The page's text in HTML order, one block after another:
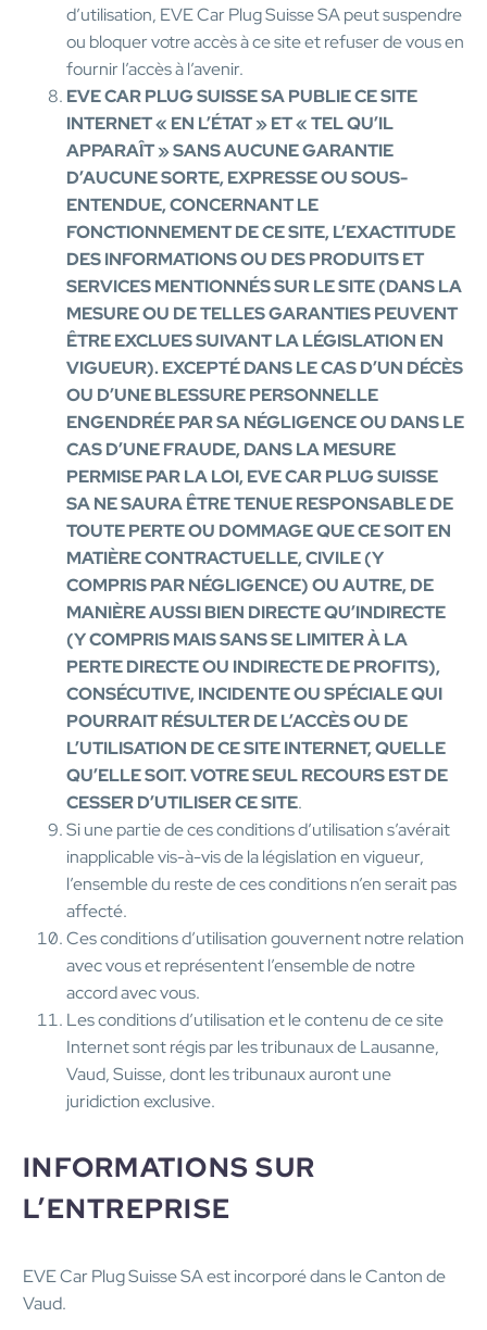
d’utilisation, EVE Car Plug Suisse SA peut suspendre
ou bloquer votre accès à ce site et refuser de vous en
fournir l’accès à l’avenir.
EVE CAR PLUG SUISSESA PUBLIE CE SITE
INTERNET « EN L’ÉTAT » ET « TEL QU’IL
APPARAÎT » SANS AUCUNE GARANTIE
D’AUCUNE SORTE, EXPRESSE OU SOUS-
ENTENDUE, CONCERNANT LE
FONCTIONNEMENT DE CE SITE, L’EXACTITUDE
DES INFORMATIONS OU DES PRODUITS ET
SERVICES MENTIONNÉS SUR LE SITE (DANS LA
MESURE OU DE TELLES GARANTIES PEUVENT
ÊTRE EXCLUES SUIVANT LA LÉGISLATION EN
VIGUEUR). EXCEPTÉ DANS LE CAS D’UN DÉCÈS
OU D’UNE BLESSURE PERSONNELLE
ENGENDRÉE PAR SA NÉGLIGENCE OU DANS LE
CAS D’UNE FRAUDE, DANS LA MESURE
PERMISE PAR LA LOI,EVE CAR PLUG SUISSE
SA NE SAURA ÊTRE TENUERESPONSABLE DE
TOUTE PERTE OU DOMMAGE QUE CE SOIT EN
MATIÈRE CONTRACTUELLE, CIVILE (Y
COMPRIS PAR NÉGLIGENCE) OU AUTRE, DE
MANIÈRE AUSSI BIEN DIRECTE QU’INDIRECTE
(Y COMPRIS MAIS SANS SE LIMITER À LA
PERTE DIRECTE OU INDIRECTE DE PROFITS),
CONSÉCUTIVE, INCIDENTE OU SPÉCIALE QUI
POURRAIT RÉSULTER DE L’ACCÈS OU DE
L’UTILISATION DE CE SITE INTERNET, QUELLE
QU’ELLE SOIT. VOTRE SEUL RECOURS EST DE
CESSER D’UTILISER CE SITE.
Si une partie de ces conditions d’utilisation s’avérait
inapplicable vis-à-vis de la législation en vigueur,
l’ensemble du reste de ces conditions n’en serait pas
affecté.
Ces conditions d’utilisation gouvernent notre relation
avec vous et représentent l’ensemble de notre
accord avec vous.
Les conditions d’utilisation et le contenu de ce site
Internet sont régis par les tribunaux de Lausanne,
Vaud, Suisse, dont les tribunaux auront une
juridiction exclusive.
INFORMATIONS SUR
L’ENTREPRISE
EVE Car Plug Suisse SA est incorporé dans le Canton de
Vaud.